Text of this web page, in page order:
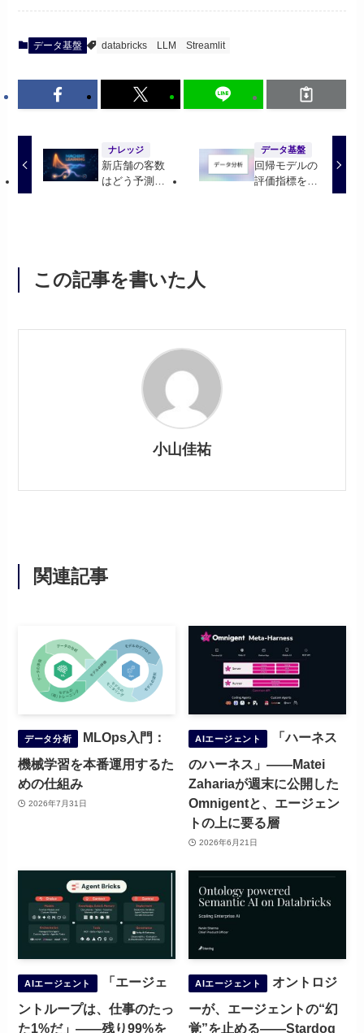
データ基盤 databricks LLM Streamlit
ナレッジ
新店舗の客数
はどう予測す
う方法
データ基盤
回帰モデルの
評価指標を徹
この記事を書いた人
小山佳祐
関連記事
データ分析
MLOps入門：
機械学習を本番運用するた
めの仕組み
2026年7月31日
AIエージェント
「ハーネス
のハーネス」——Matei
Zahariaが週末に公開した
Omnigentと、エージェン
トの上に要る層
2026年6月21日
AIエージェント
「エージェ
ントループは、仕事のたっ
た1%だ」——残り99%を
AIエージェント
オントロジ
ーが、エージェントの“幻
覚”を止める——Stardog